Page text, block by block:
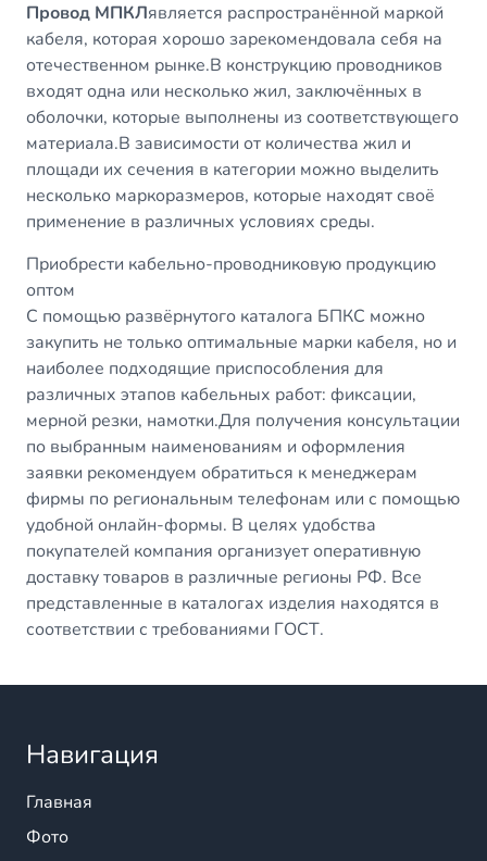
Провод МПКЛявляется распространённой маркой
кабеля, которая хорошо зарекомендовала себя на
отечественном рынке.В конструкцию проводников
входят одна или несколько жил, заключённых в
оболочки, которые выполнены из соответствующего
материала.В зависимости от количества жил и
площади их сечения в категории можно выделить
несколько маркоразмеров, которые находят своё
применение в различных условиях среды.
Приобрести кабельно-проводниковую продукцию
оптом
С помощью развёрнутого каталога БПКС можно
закупить не только оптимальные марки кабеля, но и
наиболее подходящие приспособления для
различных этапов кабельных работ: фиксации,
мерной резки, намотки.Для получения консультации
по выбранным наименованиям и оформления
заявки рекомендуем обратиться к менеджерам
фирмы по региональным телефонам или с помощью
удобной онлайн-формы. В целях удобства
покупателей компания организует оперативную
доставку товаров в различные регионы РФ. Все
представленные в каталогах изделия находятся в
соответствии с требованиями ГОСТ.
Навигация
Главная
Фото